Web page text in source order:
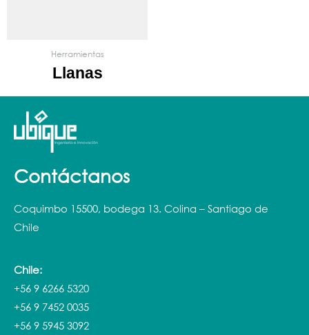
Herramientas
Llanas
Contáctanos
Coquimbo 15500, bodega 13. Colina – Santiago de
Chile
Chile:
+56 9 6266 5320
+56 9 7452 0035
+56 9 5945 3092